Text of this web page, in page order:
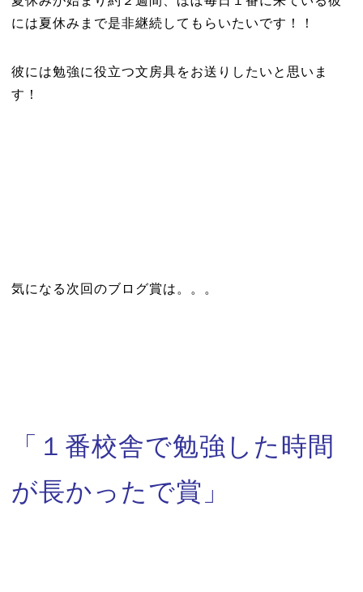
には夏休みまで是非継続してもらいたいです！！
彼には勉強に役立つ文房具をお送りしたいと思いま
す！
気になる次回のブログ賞は。。。
「１番校舎で勉強した時間
が長かったで賞」